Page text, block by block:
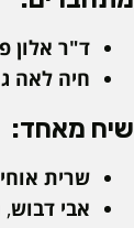
ד"ר אלון
חיה לאה
שיח מאחד:
שרית
אבי דבוש,